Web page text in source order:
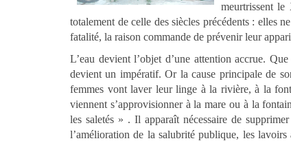
meurtrissent le
totalement de celle des siècles précédents : elles
fatalité, la raison commande de prévenir leur
L’eau devient l’objet d’une attention accrue.
devient un impératif. Or la cause principale de
femmes vont laver leur linge à la rivière, à la
viennent s’approvisionner à la mare ou à la
les saletés » . Il apparaît nécessaire de
l’amélioration de la salubrité publique, les